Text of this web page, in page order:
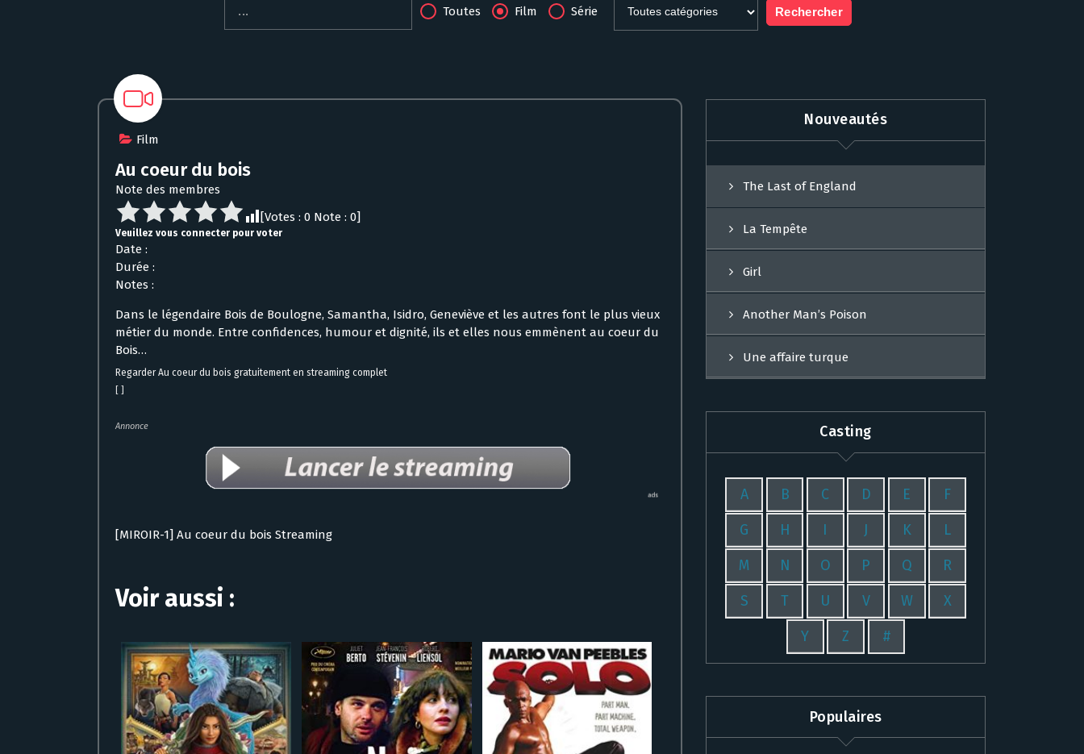
Toutes Film Série
Film
Au coeur du bois
Note des membres
[Votes : 0 Note : 0]
Veuillez vous connecter pour voter
Date :
Durée :
Notes :
Dans le légendaire Bois de Boulogne, Samantha, Isidro, Geneviève et les autres font le plus vieux
métier du monde. Entre confidences, humour et dignité, ils et elles nous emmènent au coeur du
Bois…
Regarder Au coeur du bois gratuitement en streaming complet
Annonce
[MIROIR-1] Au coeur du bois Streaming
Voir aussi :
Nouveautés
The Last of England
La Tempête
Girl
Another Man’s Poison
Une affaire turque
Casting
A B C D E F
G H I J K L
M N O P Q R
S T U V W X
Y Z #
Populaires